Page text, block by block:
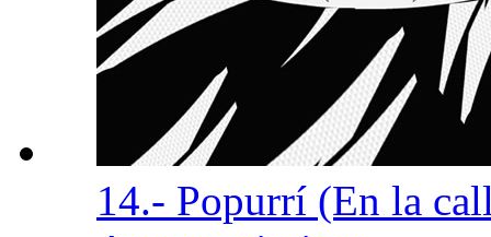
14.- Popurrí (En la